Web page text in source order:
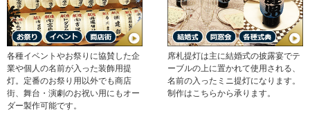
各種イベントやお祭りに協賛した企
業や個人の名前が入った装飾用提
灯。定番のお祭り用以外でも商店
街、舞台・演劇のお祝い用にもオー
ダー製作可能です。
席札提灯は主に結婚式の披露宴でテ
ーブルの上に置かれて使用される、
名前の入ったミニ提灯になります。
制作はこちらから承ります。